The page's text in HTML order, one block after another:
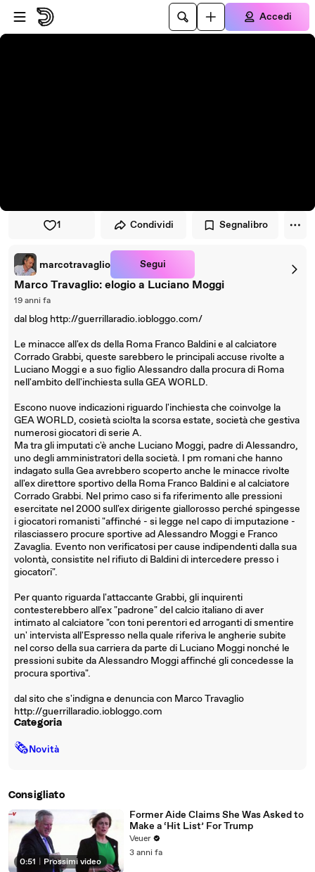
Vai al lettore
Passa al contenuto principale
Accedi
1 Condividi Segnalibro
marcotravaglio Segui
Marco Travaglio: elogio a Luciano Moggi
19 anni fa
dal blog http://guerrillaradio.iobloggo.com/
Le minacce all'ex ds della Roma Franco Baldini e al calciatore
Corrado Grabbi, queste sarebbero le principali accuse rivolte a
Luciano Moggi e a suo figlio Alessandro dalla procura di Roma
nell'ambito dell'inchiesta sulla GEA WORLD.
Escono nuove indicazioni riguardo l'inchiesta che coinvolge la
GEA WORLD, cosietà sciolta la scorsa estate, società che gestiva
numerosi giocatori di serie A.
Ma tra gli imputati c'è anche Luciano Moggi, padre di Alessandro,
uno degli amministratori della società. I pm romani che hanno
indagato sulla Gea avrebbero scoperto anche le minacce rivolte
all'ex direttore sportivo della Roma Franco Baldini e al calciatore
Corrado Grabbi. Nel primo caso si fa riferimento alle pressioni
esercitate nel 2000 sull'ex dirigente giallorosso perché spingesse
i giocatori romanisti "affinché - si legge nel capo di imputazione -
rilasciassero procure sportive ad Alessandro Moggi e Franco
Zavaglia. Evento non verificatosi per cause indipendenti dalla sua
volontà, consistite nel rifiuto di Baldini di intercedere presso i
giocatori".
Per quanto riguarda l'attaccante Grabbi, gli inquirenti
contesterebbero all'ex "padrone" del calcio italiano di aver
intimato al calciatore "con toni perentori ed arroganti di smentire
un' intervista all'Espresso nella quale riferiva le angherie subite
nel corso della sua carriera da parte di Luciano Moggi nonché le
pressioni subite da Alessandro Moggi affinché gli concedesse la
procura sportiva".
dal sito che s'indigna e denuncia con Marco Travaglio
http://guerrillaradio.iobloggo.com
Categoria
🗞Novità
Consigliato
0:51 Prossimi video
Former Aide Claims She Was Asked to
Make a ‘Hit List’ For Trump
Veuer
3 anni fa